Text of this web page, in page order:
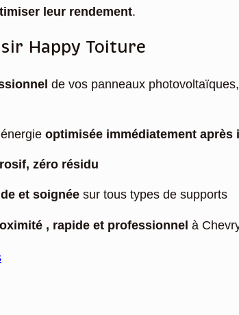
leur rendement.
Happy Toiture
de vos panneaux photovoltaïques,
optimisée immédiatement après
zéro résidu
et soignéesur tous types de supports
, rapide et professionnel à